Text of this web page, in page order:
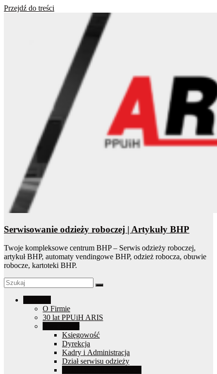
Przejdź do treści
Serwisowanie odzieży roboczej | Artykuły BHP
Twoje kompleksowe centrum BHP – Serwis odzieży roboczej,
artykuł BHP, automaty vendingowe BHP, odzież robocza, obuwie
robocze, kartoteki BHP.
O Firmie
30 lat PPUiH ARIS
Księgowość
Dyrekcja
Kadry i Administracja
Dział serwisu odzieży